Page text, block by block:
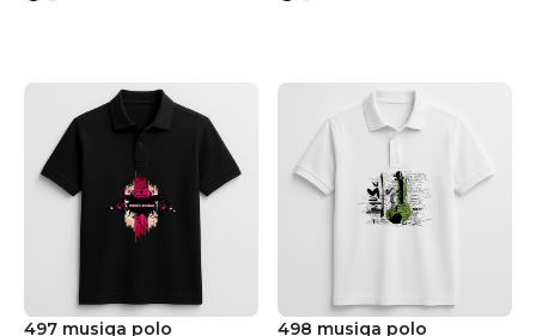
497 musiqa polo 498 musiqa polo